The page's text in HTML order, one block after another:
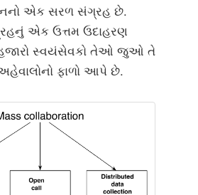
એક સરળ સંગ્રહ છે.
એક ઉત્તમ ઉદાહરણ
સ્વયંસેવકો તેઓ જુઓ તે
ફાળો આપે છે.